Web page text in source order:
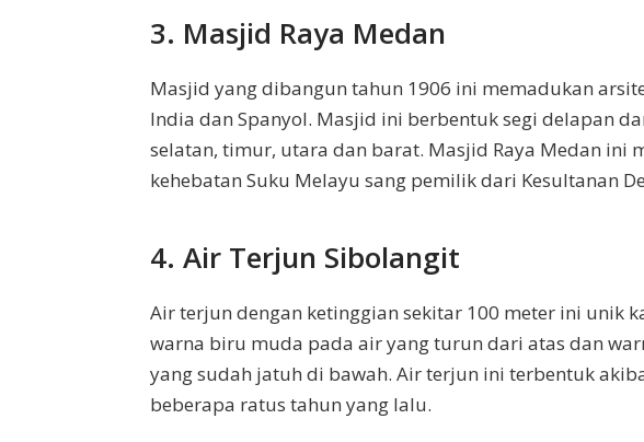
3. Masjid Raya Medan
Masjid yang dibangun tahun 1906 ini memadukan
India dan Spanyol. Masjid ini berbentuk segi delapan
selatan, timur, utara dan barat. Masjid Raya Medan ini
kehebatan Suku Melayu sang pemilik dari Kesultanan
4. Air Terjun Sibolangit
Air terjun dengan ketinggian sekitar 100 meter ini unik
warna biru muda pada air yang turun dari atas dan
yang sudah jatuh di bawah. Air terjun ini terbentuk
beberapa ratus tahun yang lalu.